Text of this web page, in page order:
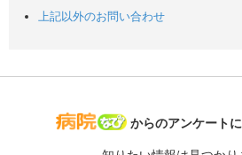
上記以外のお問い合わせ
病院なび
からのアンケート